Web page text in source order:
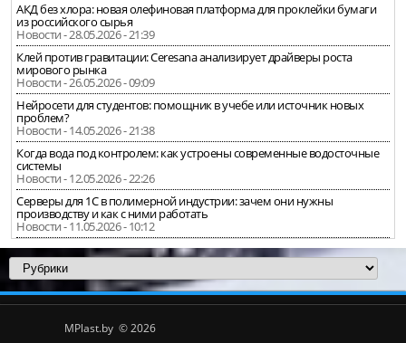
АКД без хлора: новая олефиновая платформа для проклейки бумаги
из российского сырья
Новости - 28.05.2026 - 21:39
Клей против гравитации: Ceresana анализирует драйверы роста
мирового рынка
Новости - 26.05.2026 - 09:09
Нейросети для студентов: помощник в учебе или источник новых
проблем?
Новости - 14.05.2026 - 21:38
Когда вода под контролем: как устроены современные водосточные
системы
Новости - 12.05.2026 - 22:26
Серверы для 1С в полимерной индустрии: зачем они нужны
производству и как с ними работать
Новости - 11.05.2026 - 10:12
MPlast.by © 2026